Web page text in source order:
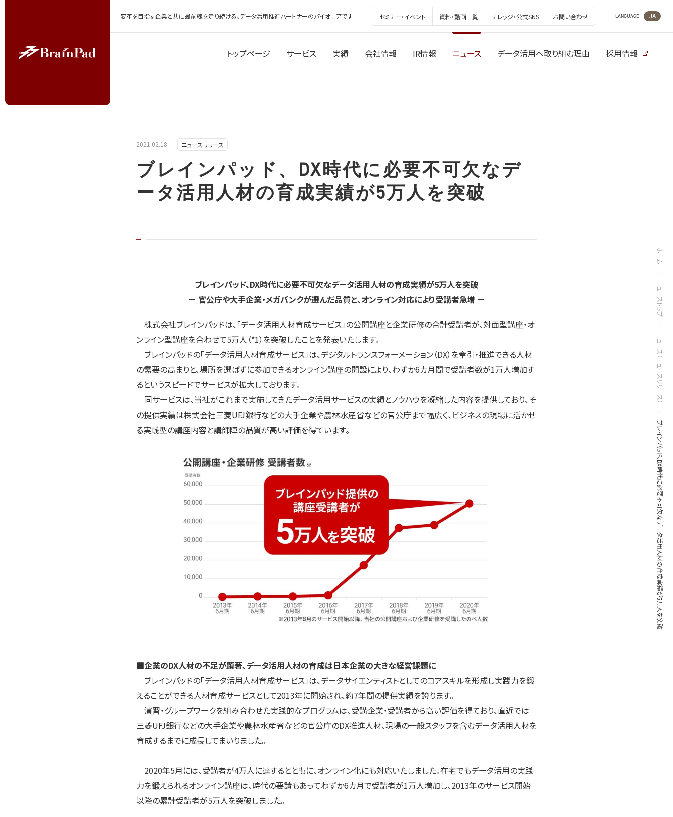
変革を目指す企業と共に最前線を走り続ける、データ活用推進パートナーのパイオニアです セミナー・イベント 資料・動画一覧 ナレッジ・公式SNS お問い合わせ LANGUAGE JA
トップページ サービス 実績 会社情報 IR情報 ニュース データ活用へ取り組む理由 採用情報
2021.02.18 ニュースリリース
ブレインパッド、DX時代に必要不可欠なデ
ータ活用人材の育成実績が5万人を突破
ホーム
ニューストップ
ニュース（ニュースリリース）
ブレインパッド、DX時代に必要不可欠なデータ活用人材の育成実績が5万人を突破
ブレインパッド、DX時代に必要不可欠なデータ活用人材の育成実績が5万人を突破
－ 官公庁や大手企業・メガバンクが選んだ品質と、オンライン対応により受講者急増 －
株式会社ブレインパッドは、「データ活用人材育成サービス」の公開講座と企業研修の合計受講者が、対面型講座・オ
ンライン型講座を合わせて5万人（*1）を突破したことを発表いたします。
ブレインパッドの「データ活用人材育成サービス」は、デジタルトランスフォーメーション（DX）を牽引・推進できる人材
の需要の高まりと、場所を選ばずに参加できるオンライン講座の開設により、わずか6カ月間で受講者数が1万人増加す
るというスピードでサービスが拡大しております。
同サービスは、当社がこれまで実施してきたデータ活用サービスの実績とノウハウを凝縮した内容を提供しており、そ
の提供実績は株式会社三菱UFJ銀行などの大手企業や農林水産省などの官公庁まで幅広く、ビジネスの現場に活かせ
る実践型の講座内容と講師陣の品質が高い評価を得ています。
■企業のDX人材の不足が顕著、データ活用人材の育成は日本企業の大きな経営課題に
ブレインパッドの「データ活用人材育成サービス」は、データサイエンティストとしてのコアスキルを形成し実践力を鍛
えることができる人材育成サービスとして2013年に開始され、約7年間の提供実績を誇ります。
演習・グループワークを組み合わせた実践的なプログラムは、受講企業・受講者から高い評価を得ており、直近では
三菱UFJ銀行などの大手企業や農林水産省などの官公庁のDX推進人材、現場の一般スタッフを含むデータ活用人材を
育成するまでに成長してまいりました。
2020年5月には、受講者が4万人に達するとともに、オンライン化にも対応いたしました。在宅でもデータ活用の実践
力を鍛えられるオンライン講座は、時代の要請もあってわずか6カ月で受講者が1万人増加し、2013年のサービス開始
以降の累計受講者が5万人を突破しました。